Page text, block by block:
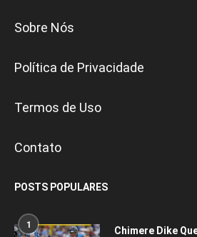
Sobre Nós
Política de Privacidade
Termos de Uso
Contato
POSTS POPULARES
1
Chimere Dike